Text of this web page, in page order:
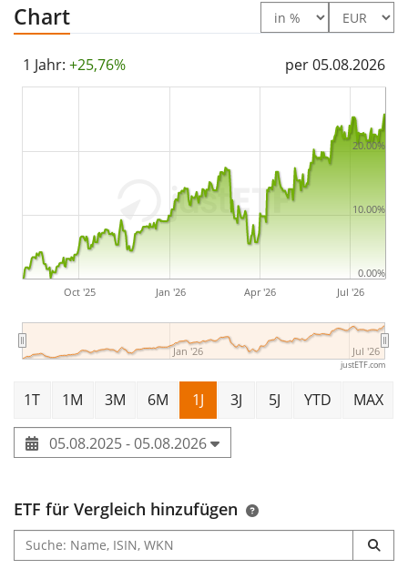
Chart
1 Jahr: +25,76% per 05.08.2026
Oct '25 Jan '26 Apr '26 Jul '26
Jan '26 Jul '26
0.00%
10.00%
20.00%
justETF.com
1T 1M 3M 6M 1J 3J 5J YTD MAX
05.08.2025 - 05.08.2026
ETF für Vergleich hinzufügen